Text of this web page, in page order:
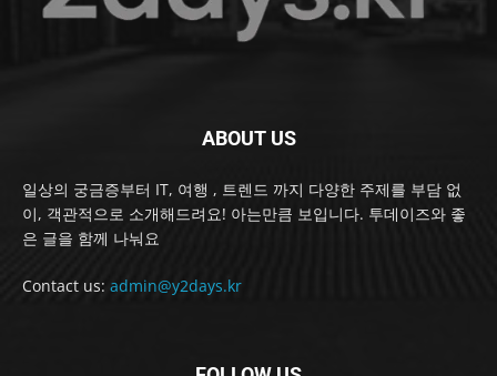
ABOUT US
일상의 궁금증부터 IT, 여행 , 트렌드 까지 다양한 주제를 부담 없
이, 객관적으로 소개해드려요! 아는만큼 보입니다. 투데이즈와 좋
은 글을 함께 나눠요
Contact us: admin@y2days.kr